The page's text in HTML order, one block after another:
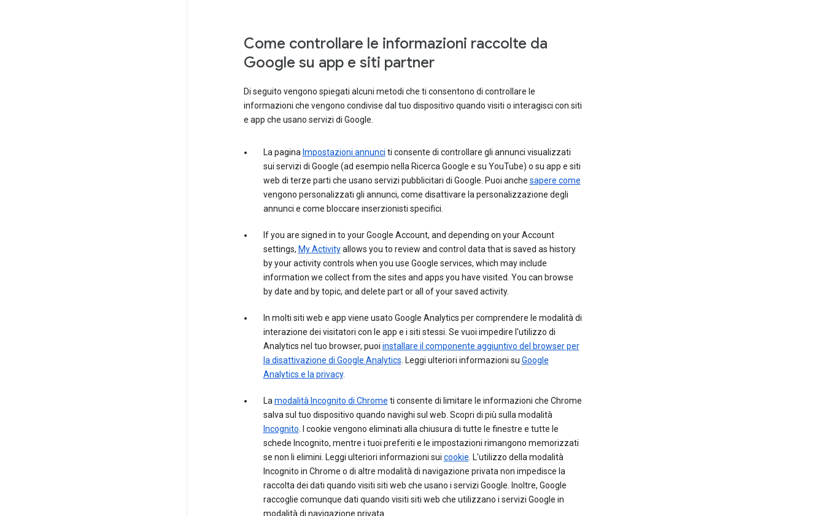
Come controllare le informazioni raccolte da
Google su app e siti partner
Di seguito vengono spiegati alcuni metodi che ti consentono di controllare le
informazioni che vengono condivise dal tuo dispositivo quando visiti o interagisci con siti
e app che usano servizi di Google.
La pagina Impostazioni annunci ti consente di controllare gli annunci visualizzati
sui servizi di Google (ad esempio nella Ricerca Google e su YouTube) o su app e siti
web di terze parti che usano servizi pubblicitari di Google. Puoi anche sapere come
vengono personalizzati gli annunci, come disattivare la personalizzazione degli
annunci e come bloccare inserzionisti specifici.
If you are signed in to your Google Account, and depending on your Account
settings, My Activityallows you to review and control data that is saved as history
by your activity controls when you use Google services, which may include
information we collect from the sites and apps you have visited. You can browse
by date and by topic, and delete part or all of your saved activity.
In molti siti web e app viene usato Google Analytics per comprendere le modalità di
interazione dei visitatori con le app e i siti stessi. Se vuoi impedire l'utilizzo di
Analytics nel tuo browser, puoi installare il componente aggiuntivo del browser per
la disattivazione di Google Analytics. Leggi ulteriori informazioni su Google
Analytics e la privacy.
Lamodalità Incognito di Chrome ti consente di limitare le informazioni che Chrome
salva sul tuo dispositivo quando navighi sul web. Scopri di più sulla modalità
Incognito. I cookie vengono eliminati alla chiusura di tutte le finestre e tutte le
schede Incognito, mentre i tuoi preferiti e le impostazioni rimangono memorizzati
se non li elimini. Leggi ulteriori informazioni sui cookie. L'utilizzo della modalità
Incognito in Chrome o di altre modalità di navigazione privata non impedisce la
raccolta dei dati quando visiti siti web che usano i servizi Google. Inoltre, Google
raccoglie comunque dati quando visiti siti web che utilizzano i servizi Google in
modalità di navigazione privata.